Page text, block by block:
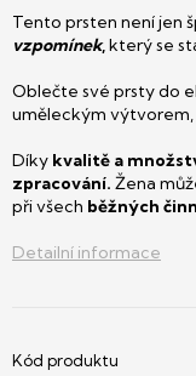
Tento prsten není jen
vzpomínek,který se
Oblečte své prsty do
uměleckým
Díky kvalitě a
zpracování. Žena
při všech běžných
Detailní informace